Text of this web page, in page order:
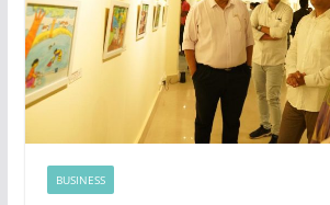
BUSINESS